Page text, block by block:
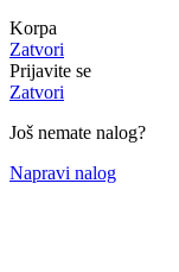
Korpa
Zatvori
Prijavite se
Zatvori
Još nemate nalog?
Napravi nalog